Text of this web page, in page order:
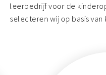
leerbedrijf voor de
selecteren wij op basis